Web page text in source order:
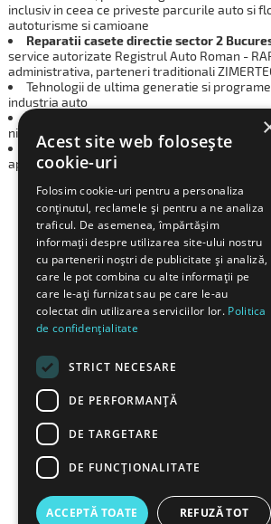
inclusiv in ceea ce priveste parcurile auto si
autoturisme si camioane
Reparatii casete directie sector 2
service autorizate Registrul Auto Roman -
administrativa, parteneri traditionali
Tehnologii de ultima generatie si
industria auto
Identificare si personalizare concepte noi
nivel local cat si national
Servicii moderne, produse de calitate si
aplicabile sectorului de casete directie auto.
Acest site web folosește
cookie-uri
Folosim cookie-uri pentru a personaliza
conținutul, reclamele și pentru a ne analiza
traficul. De asemenea, împărtășim
informații despre utilizarea site-ului nostru
cu partenerii noștri de publicitate și analiză,
care le pot combina cu alte informații pe
care le-ați furnizat sau pe care le-au
colectat din utilizarea serviciilor lor. Politica
de confidențialitate
STRICT NECESARE
DE PERFORMANȚĂ
DE TARGETARE
DE FUNCŢIONALITATE
ACCEPTĂ TOATE REFUZĂ TOT